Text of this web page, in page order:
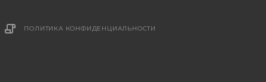
ПОЛИТИКА КОНФИДЕНЦИАЛЬНОСТИ